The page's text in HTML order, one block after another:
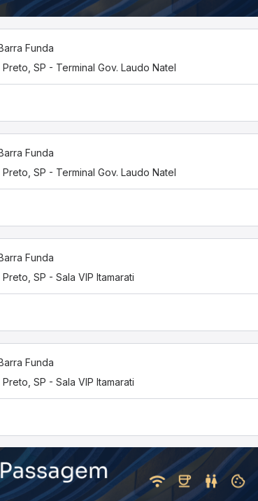
Funda
SP - Terminal Gov. Laudo Natel
Funda
SP - Terminal Gov. Laudo Natel
Funda
SP - Sala VIP Itamarati
Funda
SP - Sala VIP Itamarati